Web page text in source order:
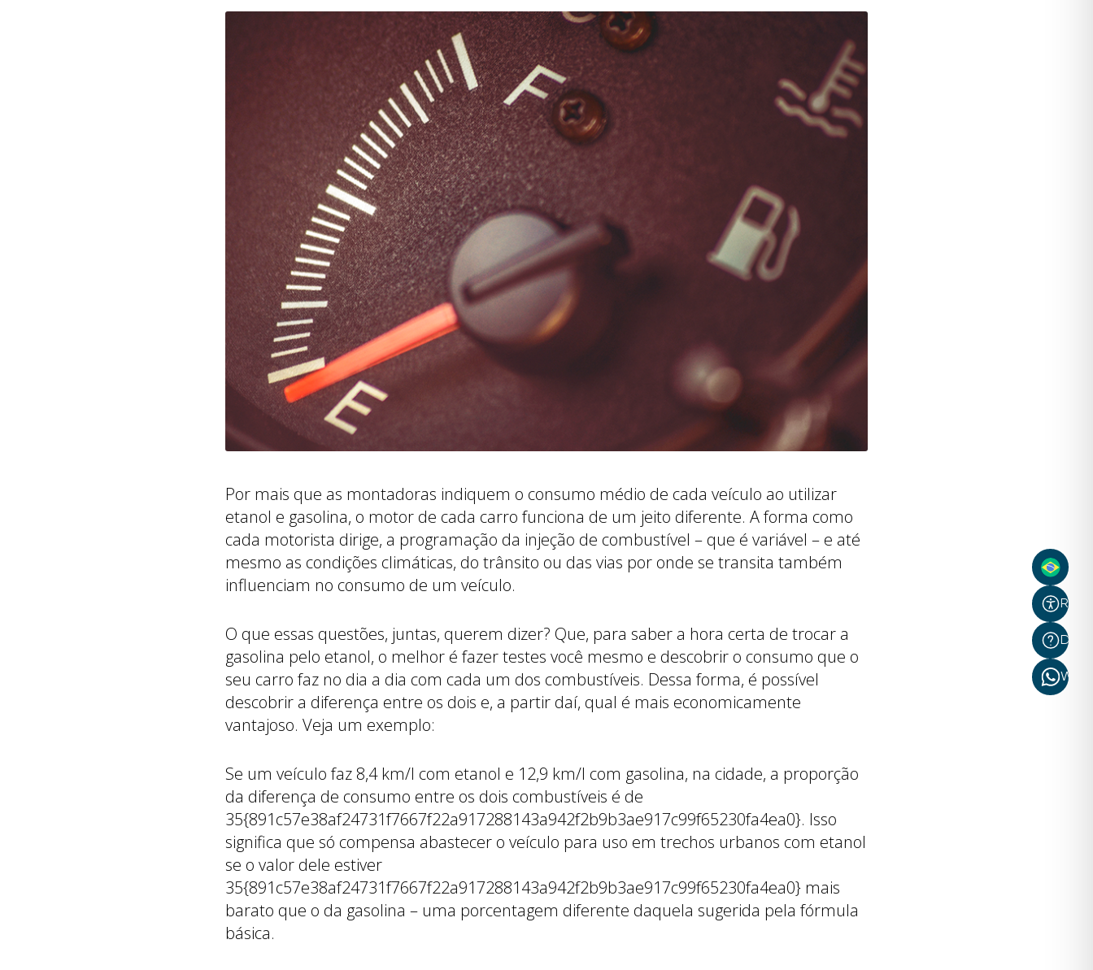
Por mais que as montadoras indiquem o consumo médio de cada veículo ao utilizar
etanol e gasolina, o motor de cada carro funciona de um jeito diferente. A forma como
cada motorista dirige, a programação da injeção de combustível – que é variável – e até
mesmo as condições climáticas, do trânsito ou das vias por onde se transita também
influenciam no consumo de um veículo.
O que essas questões, juntas, querem dizer? Que, para saber a hora certa de trocar a
gasolina pelo etanol, o melhor é fazer testes você mesmo e descobrir o consumo que o
seu carro faz no dia a dia com cada um dos combustíveis. Dessa forma, é possível
descobrir a diferença entre os dois e, a partir daí, qual é mais economicamente
vantajoso. Veja um exemplo:
Se um veículo faz 8,4 km/l com etanol e 12,9 km/l com gasolina, na cidade, a proporção
da diferença de consumo entre os dois combustíveis é de
35{891c57e38af24731f7667f22a917288143a942f2b9b3ae917c99f65230fa4ea0}. Isso
significa que só compensa abastecer o veículo para uso em trechos urbanos com etanol
se o valor dele estiver
35{891c57e38af24731f7667f22a917288143a942f2b9b3ae917c99f65230fa4ea0} mais
barato que o da gasolina – uma porcentagem diferente daquela sugerida pela fórmula
básica.